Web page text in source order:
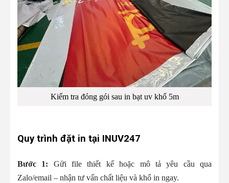
Kiểm tra đóng gói sau in bạt uv khổ 5m
Quy trình đặt in tại INUV247
Bước 1: Gửi file thiết kế hoặc mô tả yêu cầu qua
Zalo/email – nhận tư vấn chất liệu và khổ in ngay.